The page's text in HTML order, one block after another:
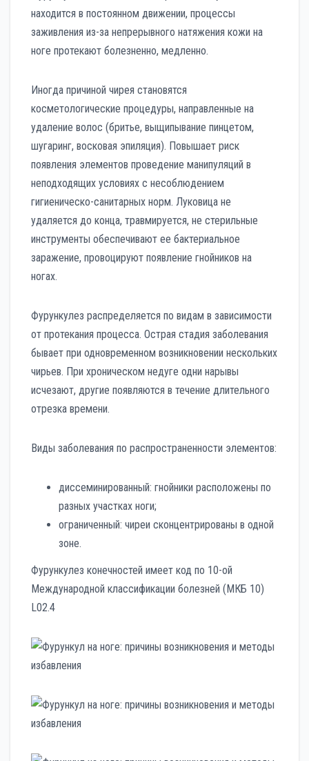
находится в постоянном движении, процессы
заживления из-за непрерывного натяжения кожи на
ноге протекают болезненно, медленно.
Иногда причиной чирея становятся
косметологические процедуры, направленные на
удаление волос (бритье, выщипывание пинцетом,
шугаринг, восковая эпиляция). Повышает риск
появления элементов проведение манипуляций в
неподходящих условиях с несоблюдением
гигиеническо-санитарных норм. Луковица не
удаляется до конца, травмируется, не стерильные
инструменты обеспечивают ее бактериальное
заражение, провоцируют появление гнойников на
ногах.
Фурункулез распределяется по видам в зависимости
от протекания процесса. Острая стадия заболевания
бывает при одновременном возникновении нескольких
чирьев. При хроническом недуге одни нарывы
исчезают, другие появляются в течение длительного
отрезка времени.
Виды заболевания по распространенности элементов:
диссеминированный: гнойники расположены по
разных участках ноги;
ограниченный: чиреи сконцентрированы в одной
зоне.
Фурункулез конечностей имеет код по 10-ой
Международной классификации болезней (МКБ 10)
L02.4